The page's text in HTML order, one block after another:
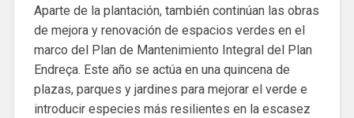
Aparte de la plantación, también continúan las obras
de mejora y renovación de espacios verdes en el
marco del Plan de Mantenimiento Integral del Plan
Endreça. Este año se actúa en una quincena de
plazas, parques y jardines para mejorar el verde e
introducir especies más resilientes en la escasez